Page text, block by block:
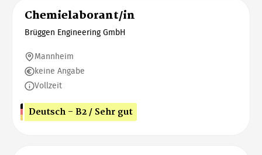
Chemielaborant/in
Brüggen Engineering GmbH
Mannheim
keine Angabe
Vollzeit
Deutsch - B2 / Sehr gut